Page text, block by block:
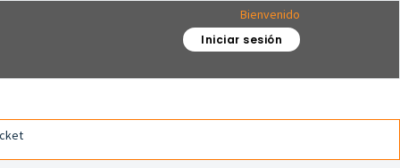
Bienvenido
Iniciar sesión